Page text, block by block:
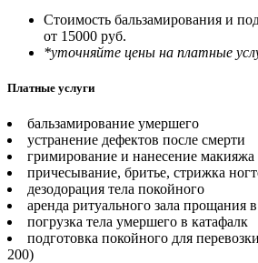
Стоимость бальзамирования и
от 15000 руб.
*уточняйте цены на платные
Платные услуги
бальзамирование умершего
устранение дефектов после смерти
гримирование и нанесение макияжа
причесывание, бритье, стрижка
дезодорация тела покойного
аренда ритуального зала прощания
погрузка тела умершего в катафалк
подготовка покойного для
200)